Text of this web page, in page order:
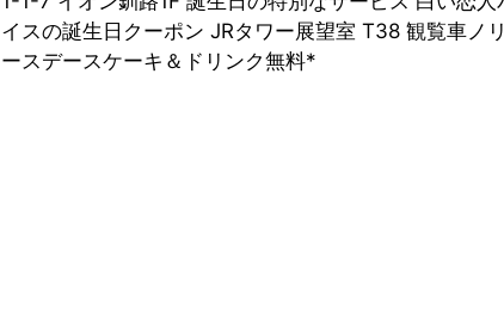
イスの誕生日クーポン JRタワー展望室 T38 観覧車ノ
ースデースケーキ＆ドリンク無料*